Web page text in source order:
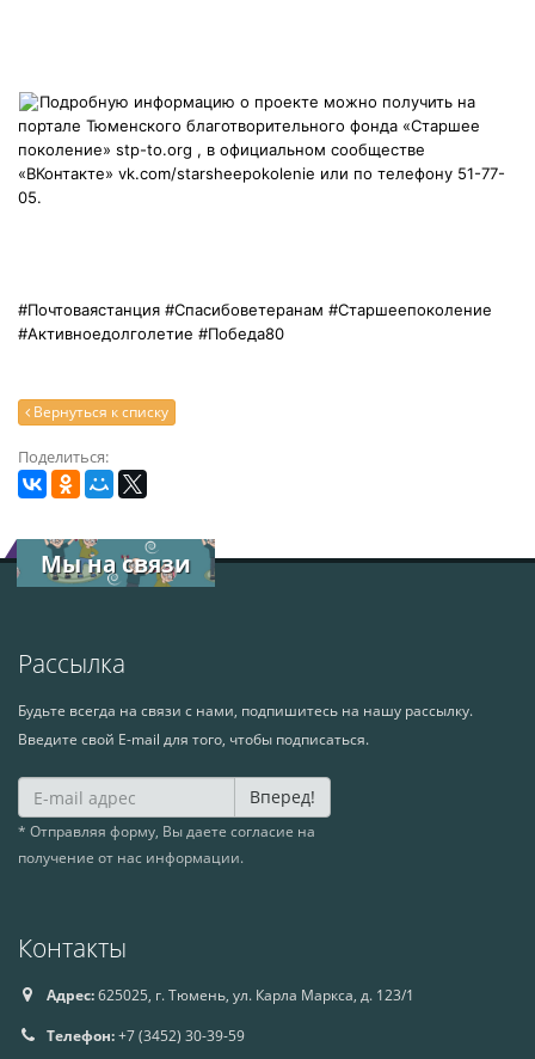
Подробную информацию о проекте можно получить на
портале Тюменского благотворительного фонда «Старшее
поколение» stp-to.org , в официальном сообществе
«ВКонтакте» vk.com/starsheepokolenie или по телефону 51-77-
05.
#Почтоваястанция #Спасибоветеранам #Старшеепоколение
#Активноедолголетие #Победа80
Вернуться к списку
Поделиться:
Мы на связи
Рассылка
Будьте всегда на связи с нами, подпишитесь на нашу рассылку.
Введите свой E-mail для того, чтобы подписаться.
Вперед!
* Отправляя форму, Вы даете согласие на
получение от нас информации.
Контакты
Адрес:625025, г. Тюмень, ул. Карла Маркса, д. 123/1
Телефон:+7 (3452) 30-39-59